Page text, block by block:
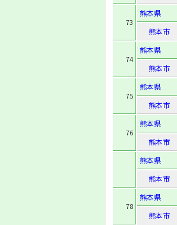
73
熊本県
熊本市
74
熊本県
熊本市
75
熊本県
熊本市
76
熊本県
熊本市
熊本県
熊本市
78
熊本県
熊本市